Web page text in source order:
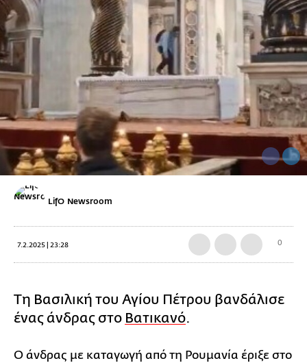
LifO Newsroom
7.2.2025 | 23:28 0
Τη Βασιλική του Αγίου Πέτρου βανδάλισε
ένας άνδρας στο Βατικανό.
Ο άνδρας με καταγωγή από τη Ρουμανία έριξε στο